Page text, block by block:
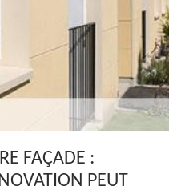
FAÇADE :
PEUT